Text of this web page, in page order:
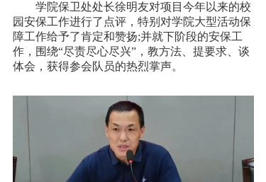
学院保卫处处长徐明友对项目今年以来的校
园安保工作进行了点评，特别对学院大型活动保
障工作给予了肯定和赞扬;并就下阶段的安保工
作，围绕“尽责尽心尽兴”，教方法、提要求、谈
体会，获得参会队员的热烈掌声。